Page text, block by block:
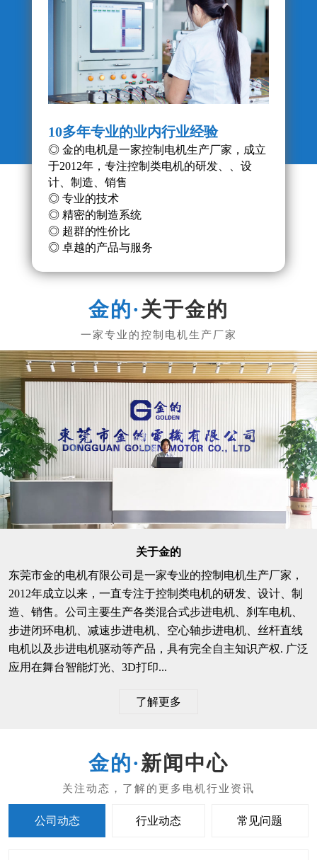
10多年专业的业内行业经验
◎ 金的电机是一家控制电机生产厂家，成立
于2012年，专注控制类电机的研发、、设
计、制造、销售
◎ 专业的技术
◎ 精密的制造系统
◎ 超群的性价比
◎ 卓越的产品与服务
◎ 所
关于金的
关于金的
东莞市金的电机有限公司是一家专业的控制电机生产厂家，
2012年成立以来，一直专注于控制类电机的研发、设计、制
造、销售。公司主要生产各类混合式步进电机、刹车电机、
步进闭环电机、减速步进电机、空心轴步进电机、丝杆直线
电机以及步进电机驱动等产品，具有完全自主知识产权. 广泛
应用在舞台智能灯光、3D打印...
了解更多
新闻中心
公司动态 行业动态 常见问题